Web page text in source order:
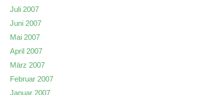
Juli 2007
Juni 2007
Mai 2007
April 2007
März 2007
Februar 2007
Januar 2007